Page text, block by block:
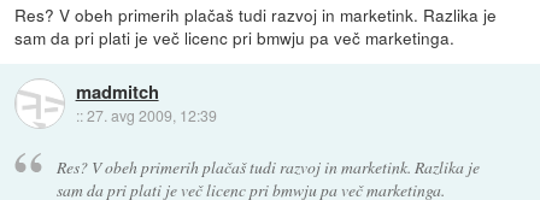
Res? V obeh primerih plačaš tudi razvoj in marketink. Razlika je
sam da pri plati je več licenc pri bmwju pa več marketinga.
madmitch
::27. avg 2009, 12:39
Res? V obeh primerih plačaš tudi razvoj in marketink. Razlika je
sam da pri plati je več licenc pri bmwju pa več marketinga.